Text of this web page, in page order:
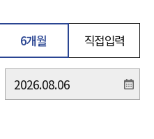
6개월 직접입력